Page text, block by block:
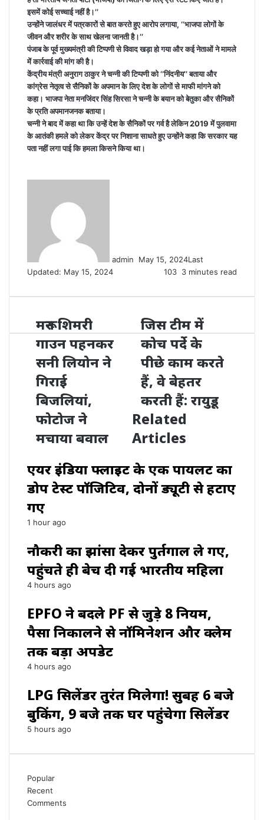
इसमें कोई सच्चाई नहीं है।’’
उन्होंने जालंधर में पत्रकारों से बात करते हुए आरोप लगाया, ‘‘भाजपा लोगों के
जीवन और शरीर के साथ खेलना जानती है।’’
पंजाब के पूर्व मुख्यमंत्री की टिप्पणी से विवाद खड़ा हो गया और कई नेताओं ने मामले
में कार्रवाई की मांग की है।
केंद्रीय मंत्री अनुराग ठाकुर ने चन्नी की टिप्पणी को ‘‘निंदनीय’’ बताया और
कांग्रेस नेतृत्व से सैनिकों के अपमान के लिए देश के लोगों से माफी मांगने को
कहा। भाजपा नेता मनजिंदर सिंह सिरसा ने चन्नी के बयान को बेतुका और सैनिकों
के प्रति अपमानजनक बताया।
चन्नी ने बाद में कहा था कि उन्हें देश के सैनिकों पर गर्व है लेकिन 2019 में पुलवामा
के आतंकी हमले को लेकर केंद्र पर निशाना साधते हुए उन्होंने कहा कि सरकार यह
पता नहीं लगा पाई कि हमला किसने किया था।
admin May 15, 2024Last
Updated: May 15, 2024
103 3 minutes read
मरून शिमरी
गाउन पहनकर
सनी लियोन ने
गिराई
बिजलियां,
फोटोज ने
मचाया बवाल
जिस टीम में
कोच पर्दे के
पीछे काम करते
हैं, वे बेहतर
करती हैं: रायुडू
Related
Articles
एयर इंडिया फ्लाइट के एक पायलट का
डोप टेस्ट पॉजिटिव, दोनों ड्यूटी से हटाए
गए
1 hour ago
नौकरी का झांसा देकर पुर्तगाल ले गए,
पहुंचते ही बेच दी गई भारतीय महिला
4 hours ago
EPFO ने बदले PF से जुड़े 8 नियम,
पैसा निकालने से नॉमिनेशन और क्लेम
तक बड़ा अपडेट
4 hours ago
LPG सिलेंडर तुरंत मिलेगा! सुबह 6 बजे
बुकिंग, 9 बजे तक घर पहुंचेगा सिलेंडर
5 hours ago
Popular
Recent
Comments